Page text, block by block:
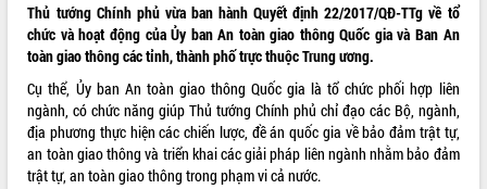
SỞ, BAN, NGÀNH
UBND CÁC XÃ, PHƯỜNG
THÔNG TIN CHỈ ĐẠO ĐIỀU HÀNH
HỆ THỐNG VĂN BẢN
Thủ tướng Chính phủ vừa ban hành Quyết định 22/2017/QĐ-TTg về tổ
chức và hoạt động của Ủy ban An toàn giao thông Quốc gia và Ban An
toàn giao thông các tỉnh, thành phố trực thuộc Trung ương.
Cụ thể, Ủy ban An toàn giao thông Quốc gia là tổ chức phối hợp liên
ngành, có chức năng giúp Thủ tướng Chính phủ chỉ đạo các Bộ, ngành,
địa phương thực hiện các chiến lược, đề án quốc gia về bảo đảm trật tự,
an toàn giao thông và triển khai các giải pháp liên ngành nhằm bảo đảm
trật tự, an toàn giao thông trong phạm vi cả nước.